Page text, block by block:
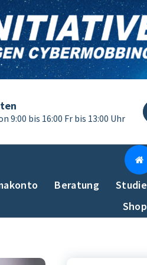
9:00 bis 16:00 Fr bis 13:00 Uhr
Beratung
Studie
Shop